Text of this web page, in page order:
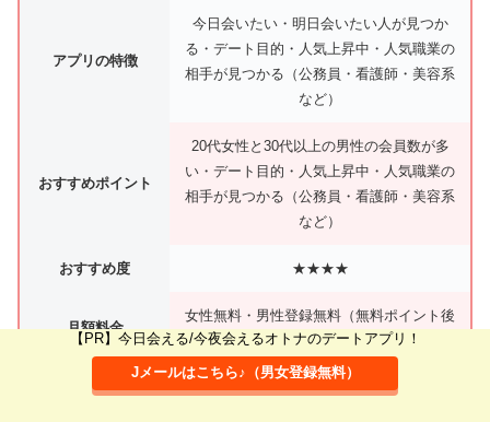
アプリの特徴
今日会いたい・明日会いたい人が見つか
る・デート目的・人気上昇中・人気職業の
相手が見つかる（公務員・看護師・美容系
など）
おすすめポイント
20代女性と30代以上の男性の会員数が多
い・デート目的・人気上昇中・人気職業の
相手が見つかる（公務員・看護師・美容系
など）
おすすめ度 ★★★★
月額料金
女性無料・男性登録無料（無料ポイント後
のやりとり 男性1000円/100ポイント～）
対応地域 全国各地
【PR】今日会える/今夜会えるオトナのデートアプリ！
Jメールはこちら♪（男女登録無料）